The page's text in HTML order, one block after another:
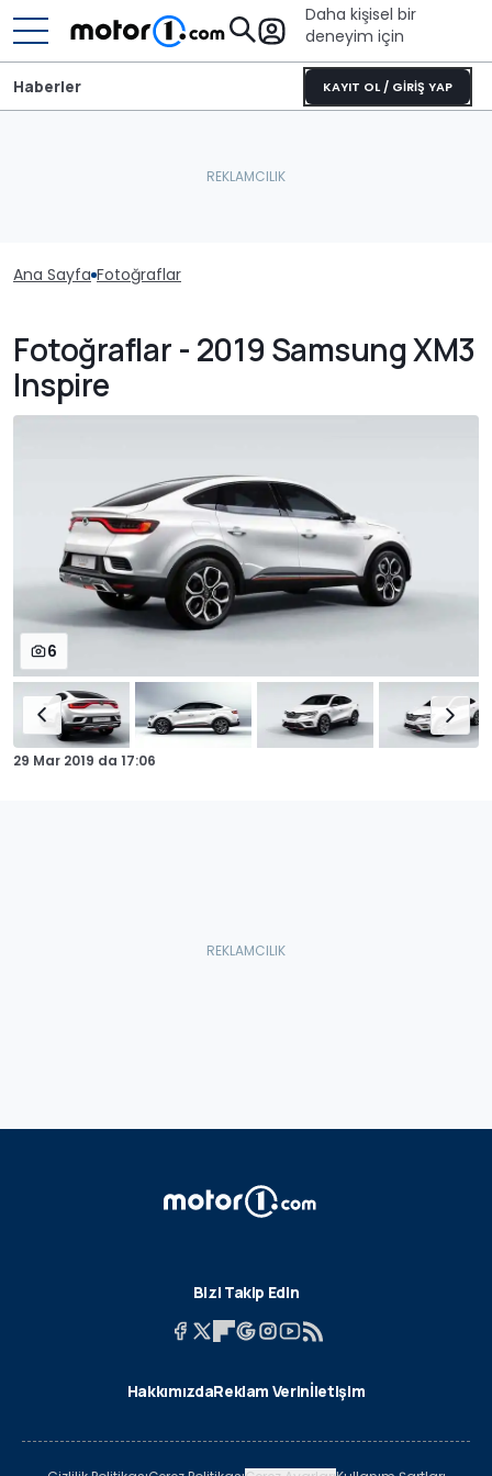
Daha kişisel bir
deneyim için
KAYIT OL / GİRİŞ YAP
Haberler
Ana Sayfa Fotoğraflar
Fotoğraflar - 2019 Samsung XM3
Inspire
6
29 Mar 2019 da 17:06
Bizi Takip Edin
HakkımızdaReklam Verinİletişim